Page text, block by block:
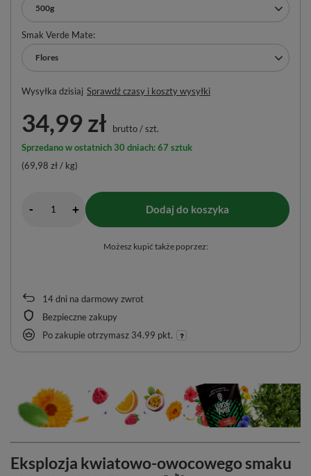
500g
Smak Verde Mate
Flores
14dni na darmowy zwrot
Bezpieczne zakupy
Po zakupie otrzymasz 34.99 pkt.
Wysyłka dzisiaj Sprawdź czasy i koszty wysyłki
34,99 zł brutto/szt.
Sprzedano w ostatnich 30 dniach: 67 sztuk
(69,98 zł / kg)
- + Dodaj do koszyka
Możesz kupić także poprzez:
Eksplozja kwiatowo-owocowego smaku